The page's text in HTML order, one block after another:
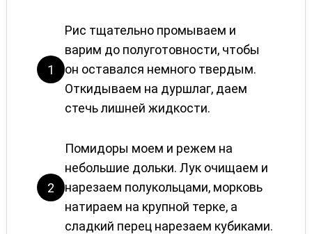
1
Рис тщательно промываем и
варим до полуготовности, чтобы
он оставался немного твердым.
Откидываем на дуршлаг, даем
стечь лишней жидкости.
2
Помидоры моем и режем на
небольшие дольки. Лук очищаем и
нарезаем полукольцами, морковь
натираем на крупной терке, а
сладкий перец нарезаем кубиками.